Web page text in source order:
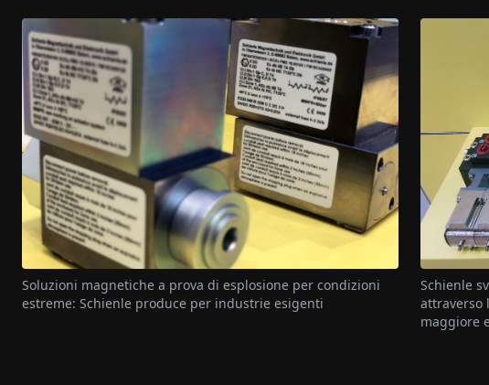
Soluzioni magnetiche a prova di esplosione per condizioni
estreme: Schienle produce per industrie esigenti
Schienle
attraverso
maggiore